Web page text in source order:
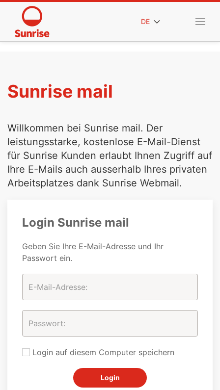
DE
Sunrise mail
Willkommen bei Sunrise mail. Der
leistungsstarke, kostenlose E-Mail-Dienst
für Sunrise Kunden erlaubt Ihnen Zugriff auf
Ihre E-Mails auch ausserhalb Ihres privaten
Arbeitsplatzes dank Sunrise Webmail.
Login Sunrise mail
Geben Sie Ihre E-Mail-Adresse und Ihr
Passwort ein.
Login auf diesem Computer speichern